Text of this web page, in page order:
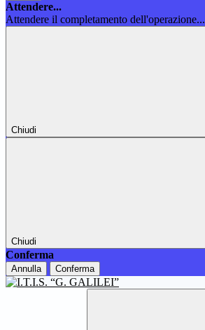
Attendere...
Attendere il completamento dell'operazione...
Chiudi
Chiudi
Conferma
Annulla Conferma